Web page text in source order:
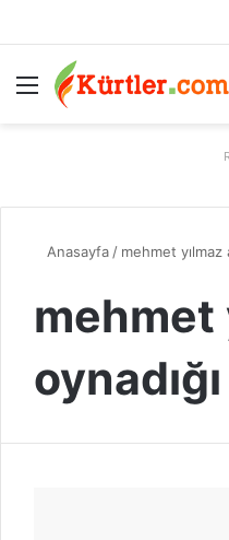
Menü
Anasayfa / mehmet yılmaz
mehmet